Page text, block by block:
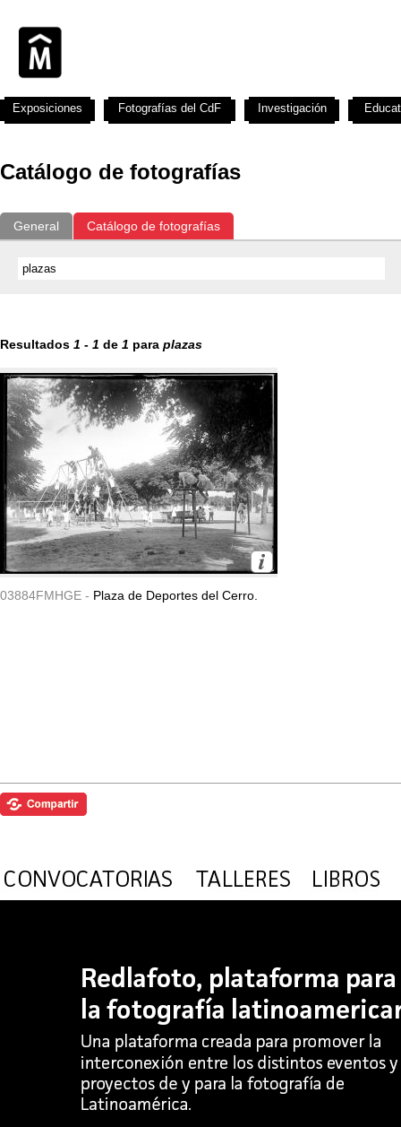
Catálogo de fotografías
General Catálogo de fotografías
Resultados 1 - 1 de 1 para plazas
03884FMHGE - Plaza de Deportes del Cerro.
Exposiciones Fotografías del CdF Investigación